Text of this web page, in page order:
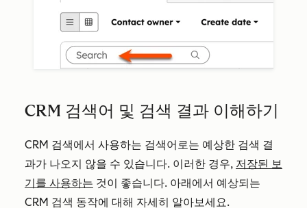
CRM 검색어 및 검색 결과 이해하기
CRM 검색에서 사용하는 검색어로는 예상한 검색 결
과가 나오지 않을 수 있습니다. 이러한 경우, 저장된 보
기를 사용하는 것이 좋습니다. 아래에서 예상되는
CRM 검색 동작에 대해 자세히 알아보세요.